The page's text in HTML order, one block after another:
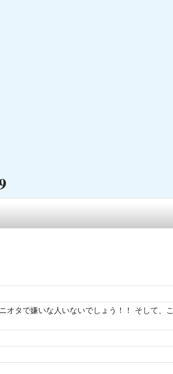
オタで嫌いな人いないでしょう！！ そして、こ